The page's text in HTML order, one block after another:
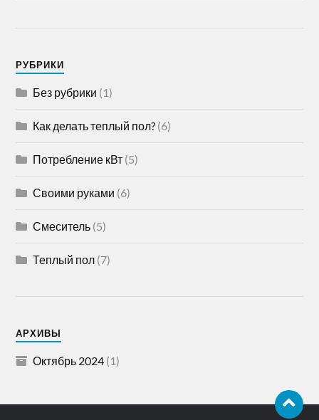
РУБРИКИ
Без рубрики (1)
Как делать теплый пол? (6)
Потребление кВт (5)
Своими руками (6)
Смеситель (5)
Теплый пол (7)
АРХИВЫ
Октябрь 2024 (1)